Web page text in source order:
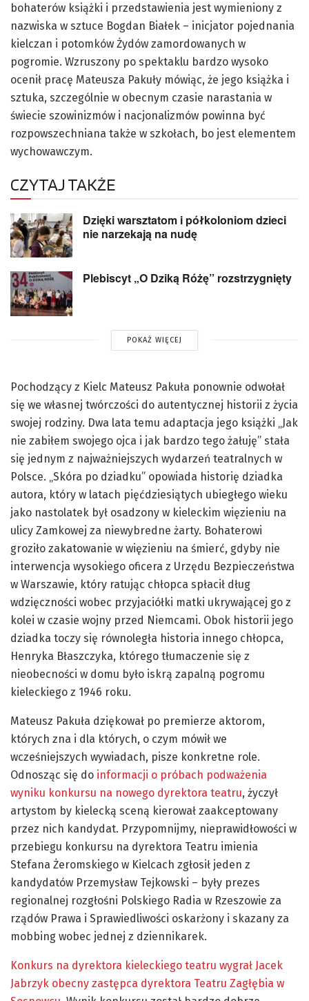
bohaterów książki i przedstawienia jest wymieniony z
nazwiska w sztuce Bogdan Białek – inicjator pojednania
kielczan i potomków Żydów zamordowanych w
pogromie. Wzruszony po spektaklu bardzo wysoko
ocenił pracę Mateusza Pakuły mówiąc, że jego książka i
sztuka, szczególnie w obecnym czasie narastania w
świecie szowinizmów i nacjonalizmów powinna być
rozpowszechniana także w szkołach, bo jest elementem
wychowawczym.
CZYTAJ TAKŻE
Dzięki warsztatom i półkoloniom dzieci
nie narzekają na nudę
Plebiscyt „O Dziką Różę” rozstrzygnięty
POKAŻ WIĘCEJ
Pochodzący z Kielc Mateusz Pakuła ponownie odwołał
się we własnej twórczości do autentycznej historii z życia
swojej rodziny. Dwa lata temu adaptacja jego książki „Jak
nie zabiłem swojego ojca i jak bardzo tego żałuję” stała
się jednym z najważniejszych wydarzeń teatralnych w
Polsce. „Skóra po dziadku” opowiada historię dziadka
autora, który w latach pięćdziesiątych ubiegłego wieku
jako nastolatek był osadzony w kieleckim więzieniu na
ulicy Zamkowej za niewybredne żarty. Bohaterowi
groziło zakatowanie w więzieniu na śmierć, gdyby nie
interwencja wysokiego oficera z Urzędu Bezpieczeństwa
w Warszawie, który ratując chłopca spłacił dług
wdzięczności wobec przyjaciółki matki ukrywającej go z
kolei w czasie wojny przed Niemcami. Obok historii jego
dziadka toczy się równoległa historia innego chłopca,
Henryka Błaszczyka, którego tłumaczenie się z
nieobecności w domu było iskrą zapalną pogromu
kieleckiego z 1946 roku.
Mateusz Pakuła dziękował po premierze aktorom,
których zna i dla których, o czym mówił we
wcześniejszych wywiadach, pisze konkretne role.
Odnosząc się do informacji o próbach podważenia
wyniku konkursu na nowego dyrektora teatru, życzył
artystom by kielecką sceną kierował zaakceptowany
przez nich kandydat. Przypomnijmy, nieprawidłowości w
przebiegu konkursu na dyrektora Teatru imienia
Stefana Żeromskiego w Kielcach zgłosił jeden z
kandydatów Przemysław Tejkowski – były prezes
regionalnej rozgłośni Polskiego Radia w Rzeszowie za
rządów Prawa i Sprawiedliwości oskarżony i skazany za
mobbing wobec jednej z dziennikarek.
Konkurs na dyrektora kieleckiego teatru wygrał Jacek
Jabrzyk obecny zastępca dyrektora Teatru Zagłębia w